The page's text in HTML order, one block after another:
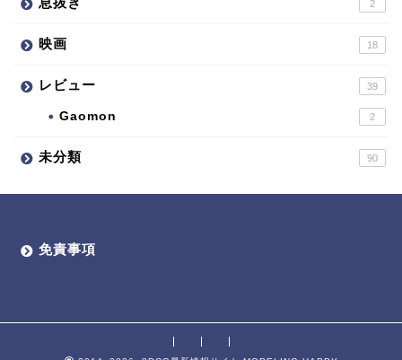
2
映画 18
レビュー 39
Gaomon 2
未分類 90
免責事項